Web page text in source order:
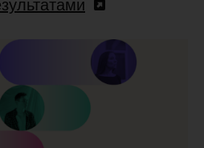
нам оптимізувати
соціальні мережі